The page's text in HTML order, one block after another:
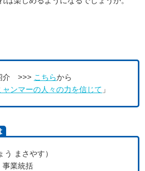
介 >>> こちらから
ャンマーの人々の力を信じて 」
まさやす）
業統括